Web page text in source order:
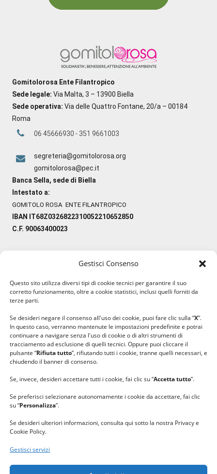
Gestisci Consenso
Questo sito utilizza diversi tipi di cookie tecnici per garantire il suo
corretto funzionamento, oltre a cookie statistici, inclusi quelli forniti da
terze parti.
Se desideri negare il consenso all'uso dei cookie, puoi fare clic sulla “X”.
In questo caso, verranno mantenute le impostazioni predefinite e potrai
continuare a navigare senza l'uso di cookie o di altri strumenti di
tracciamento ad esclusione di quelli tecnici. Oppure puoi cliccare il
pulsante “Rifiuta tutto”, rifiutando tutti i cookie, tranne quelli necessari, e
chiudendo il banner di consenso.
Se, invece, desideri accettare tutti i cookie, fai clic su “Accetta tutto”.
Se preferisci selezionare autonomamente i cookie da accettare, fai clic
su “Personalizza”.
Se desideri ulteriori informazioni, consulta qui sotto la nostra Privacy e
Cookie Policy.
Gestisci servizi
Gomitolorosa Ente Filantropico
Sede legale: Via Malta, 3 – 13900 Biella
Sede operativa: Via delle Quattro Fontane, 20/a – 00184
Roma
06 45666930 - 351 9661003
segreteria@gomitolorosa.org
gomitolorosa@pec.it
Banca Sella, sede di Biella
Intestato a:
GOMITOLO ROSA ENTE FILANTROPICO
IBAN IT68Z0326822310052210652850
C.F. 90063400023
#lanaterapia
#ilcaloredellempatia